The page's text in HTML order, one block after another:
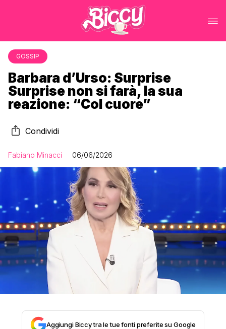
GOSSIP
Barbara d’Urso: Surprise
Surprise non si farà, la sua
reazione: “Col cuore”
Condividi
Fabiano Minacci 06/06/2026
Aggiungi Biccy tra le tue fonti preferite su Google